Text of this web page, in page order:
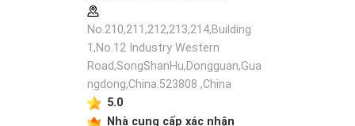
No.210,211,212,213,214,Building
1,No.12 Industry Western
Road,SongShanHu,Dongguan,Gua
ngdong,China.523808 ,China
5.0
Nhà cung cấp xác nhận